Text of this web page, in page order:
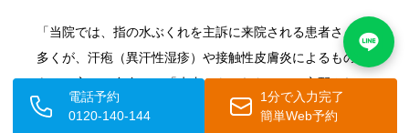
「当院では、指の水ぶくれを主訴に来院される患者さんの
多くが、汗疱（異汗性湿疹）や接触性皮膚炎によるもので
ある一方、ご自身では「水虫かもしれない」と心配されて
いるケースも少なくありません。
見た目が非常に似ていて
電話予約
0120-140-144
1分で入力完了
簡単Web予約